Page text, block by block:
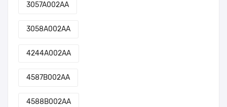
3057A002AA
3058A002AA
4244A002AA
4587B002AA
4588B002AA